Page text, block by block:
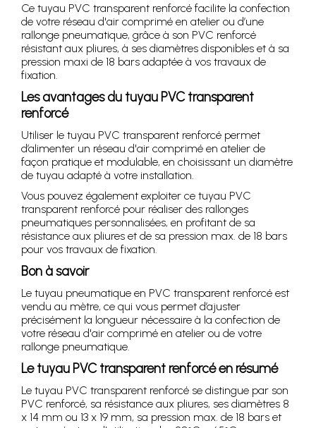
Ce tuyau PVC transparent renforcé facilite la confection
de votre réseau d'air comprimé en atelier ou d’une
rallonge pneumatique, grâce à son PVC renforcé
résistant aux pliures, à ses diamètres disponibles et à sa
pression maxi de 18 bars adaptée à vos travaux de
fixation.
Les avantages du tuyau PVC transparent
renforcé
Utiliser le tuyau PVC transparent renforcé permet
d’alimenter un réseau d'air comprimé en atelier de
façon pratique et modulable, en choisissant un diamètre
de tuyau adapté à votre installation.
Vous pouvez également exploiter ce tuyau PVC
transparent renforcé pour réaliser des rallonges
pneumatiques personnalisées, en profitant de sa
résistance aux pliures et de sa pression max. de 18 bars
pour vos travaux de fixation.
Bon à savoir
Le tuyau pneumatique en PVC transparent renforcé est
vendu au mètre, ce qui vous permet d’ajuster
précisément la longueur nécessaire à la confection de
votre réseau d'air comprimé en atelier ou de votre
rallonge pneumatique.
Le tuyau PVC transparent renforcé en résumé
Le tuyau PVC transparent renforcé se distingue par son
PVC renforcé, sa résistance aux pliures, ses diamètres 8
x 14 mm ou 13 x 19 mm, sa pression max. de 18 bars et